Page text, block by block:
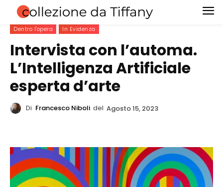
Dentro l'opera In Evidenza
Intervista con l’automa.
L’Intelligenza Artificiale
esperta d’arte
Di Francesco Niboli del Agosto 15, 2023